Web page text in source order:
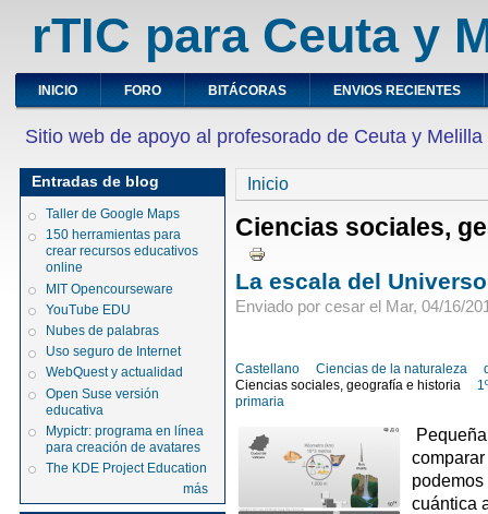
rTIC para Ceuta y
INICIO FORO BITÁCORAS ENVIOS RECIENTES
Sitio web de apoyo al profesorado de Ceuta y Melilla
Entradas de blog
Taller de Google Maps
150 herramientas para
crear recursos educativos
online
MIT Opencourseware
YouTube EDU
Nubes de palabras
Uso seguro de Internet
WebQuest y actualidad
Open Suse versión
educativa
Mypictr: programa en línea
para creación de avatares
The KDE Project Education
más
Inicio
Ciencias sociales,
La escala del Universo
Enviado por cesar el Mar, 04/16/
Castellano Ciencias de la naturaleza
Ciencias sociales, geografía e historia
primaria
cuántica